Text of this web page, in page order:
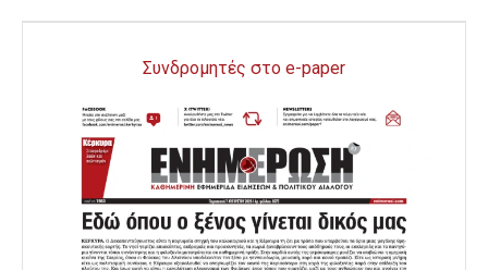
Συνδρομητές στο e-paper